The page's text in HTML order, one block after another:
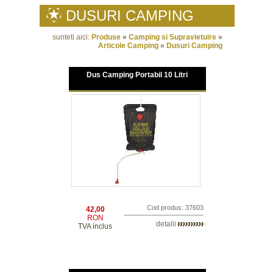
DUSURI CAMPING
sunteti aici: Produse » Camping si Supravietuire »
Articole Camping » Dusuri Camping
Dus Camping Portabil 10 Litri
42,00
RON
TVA inclus
Cod produs: 37603
detalii